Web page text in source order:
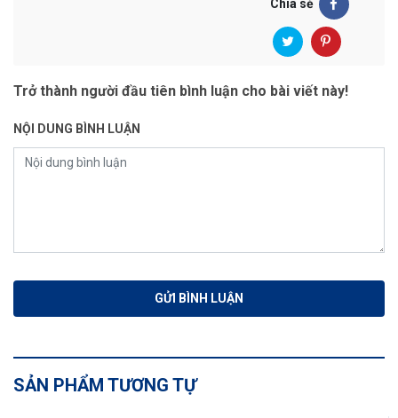
Chia sẻ
Trở thành người đầu tiên bình luận cho bài viết này!
NỘI DUNG BÌNH LUẬN
SẢN PHẨM TƯƠNG TỰ